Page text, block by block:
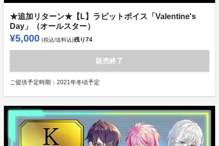
★追加リターン★【L】ラビットボイス「Valentine's
Day」（オールスター）
¥5,000 (税込/送料込)残り74
販売終了
ご提供予定時期： 2021年冬頃予定